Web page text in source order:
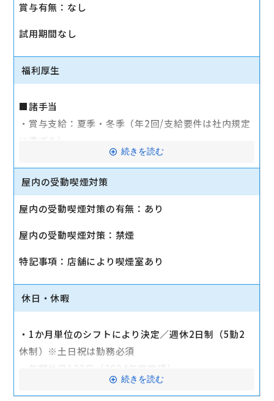
賞与有無：なし
試用期間なし
福利厚生
■諸手当
・賞与支給：夏季・冬季（年2回/支給要件は社内規定
に準ずる）
・時間外手当あり（平均残業時間：10h/月）
・通勤手当支給（規定あり）
災保険）
・入社時に研修有（職種・地域によって研修日程が異
なる）
・制服貸与
等）
交通費全額支給
続きを読む
屋内の受動喫煙対策
屋内の受動喫煙対策の有無：あり
屋内の受動喫煙対策：禁煙
特記事項：店舗により喫煙室あり
休日・休暇
・1か月単位のシフトにより決定／週休2日制（5勤2
休制）※土日祝は勤務必須
・年間休日123日（2024年度実績）
・有給休暇：6か月勤務後11日付与
続きを読む